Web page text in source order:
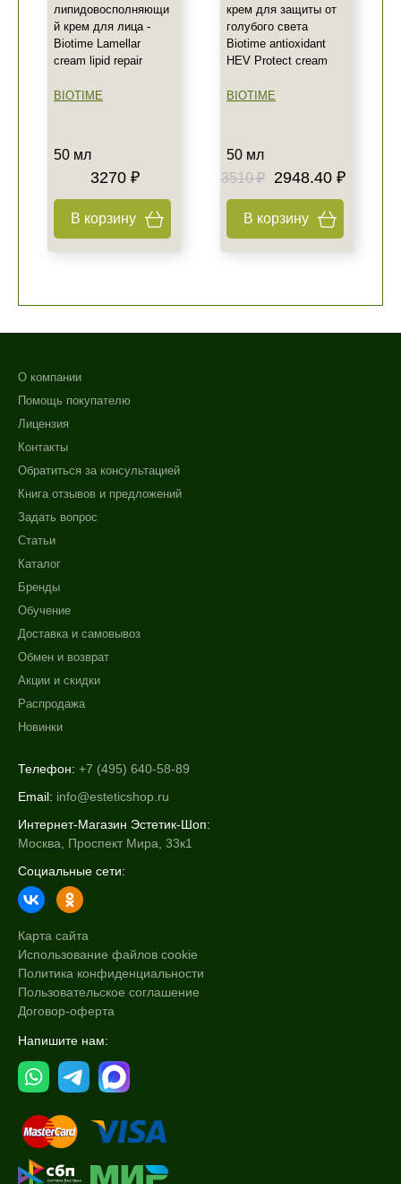
липидовосполняющи
й крем для лица -
Biotime Lamellar
cream lipid repair
BIOTIME
50 мл
3270 ₽
В корзину
крем для защиты от
голубого света
Biotime antioxidant
HEV Protect cream
BIOTIME
50 мл
3510 ₽
2948.40 ₽
В корзину
О компании
Помощь покупателю
Лицензия
Контакты
Обратиться за консультацией
Книга отзывов и предложений
Задать вопрос
Статьи
Каталог
Бренды
Обучение
Доставка и самовывоз
Обмен и возврат
Акции и скидки
Распродажа
Новинки
Телефон: +7 (495) 640-58-89
Email: info@esteticshop.ru
Интернет-Магазин Эстетик-Шоп:
Москва, Проспект Мира, 33к1
Социальные сети:
Карта сайта
Использование файлов cookie
Политика конфиденциальности
Пользовательское соглашение
Договор-оферта
Напишите нам:
+7 (929) 933-09-89